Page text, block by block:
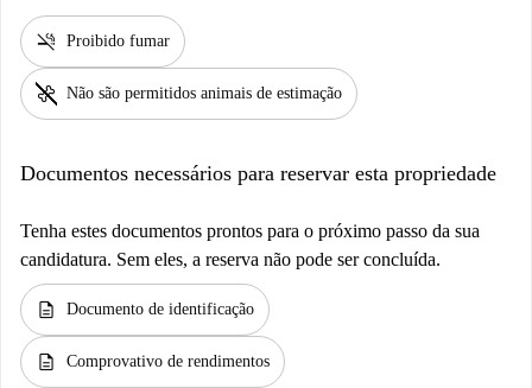
smoke_free Proibido fumar
pet_supplies Não são permitidos animais de estimação
Documentos necessários para reservar esta propriedade
Tenha estes documentos prontos para o próximo passo da sua
candidatura. Sem eles, a reserva não pode ser concluída.
description Documento de identificação
description Comprovativo de rendimentos